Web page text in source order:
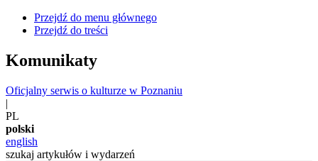
Przejdź do menu głównego
Przejdź do treści
Komunikaty
Oficjalny serwis o kulturze w Poznaniu
|
PL
polski
english
szukaj artykułów i wydarzeń